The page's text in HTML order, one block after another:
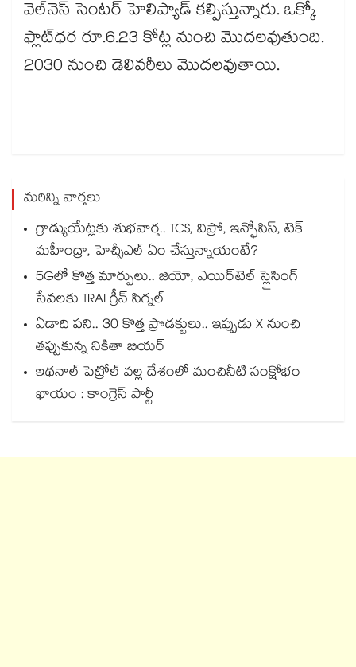
వెల్‌‌‌‌‌‌‌‌‌‌‌‌‌‌‌‌‌‌‌‌‌‌‌‌‌‌‌‌‌‌‌‌నెస్ సెంటర్​ హెలిప్యాడ్ కల్పిస్తున్నారు. ఒక్కో
ఫ్లాట్​ధర రూ.6.23 కోట్ల నుంచి మొదలవుతుంది.
2030 నుంచి డెలివరీలు మొదలవుతాయి.
మరిన్ని వార్తలు
గ్రాడ్యుయేట్లకు శుభవార్త.. TCS, విప్రో, ఇన్ఫోసిస్, టెక్
మహీంద్రా, హెచ్సీఎల్ ఏం చేస్తున్నాయంటే?
5Gలో కొత్త మార్పులు.. జియో, ఎయిర్‌టెల్ స్లైసింగ్
సేవలకు TRAI గ్రీన్ సిగ్నల్
ఏడాది పని.. 30 కొత్త ప్రొడక్టులు.. ఇప్పుడు X నుంచి
తప్పుకున్న నికితా బియర్
ఇథనాల్ పెట్రోల్ వల్ల దేశంలో మంచినీటి సంక్షోభం
ఖాయం : కాంగ్రెస్ పార్టీ